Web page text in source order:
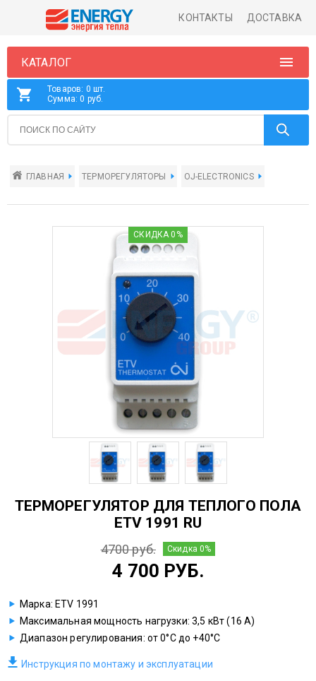
КОНТАКТЫ ДОСТАВКА
КАТАЛОГ
Товаров: 0 шт.
Сумма: 0 руб.
ГЛАВНАЯ ТЕРМОРЕГУЛЯТОРЫ OJ-ELECTRONICS
СКИДКА 0%
ТЕРМОРЕГУЛЯТОР ДЛЯ ТЕПЛОГО ПОЛА
EТV 1991 RU
4700 руб. Скидка 0%
4 700 РУБ.
Марка: EТV 1991
Максимальная мощность нагрузки: 3,5 кВт (16 А)
Диапазон регулирования: от 0°С до +40°С
Инструкция по монтажу и эксплуатации